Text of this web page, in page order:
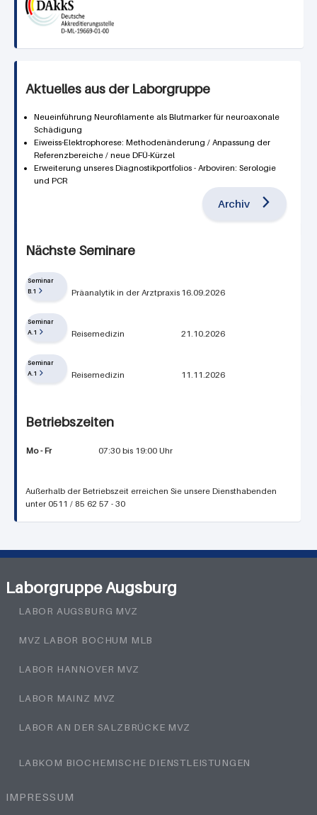
Aktuelles aus der Laborgruppe
Neueinführung Neurofilamente als Blutmarker für neuroaxonale
Schädigung
Eiweiss-Elektrophorese: Methodenänderung / Anpassung der
Referenzbereiche / neue DFÜ-Kürzel
Erweiterung unseres Diagnostikportfolios - Arboviren: Serologie
und PCR
Archiv
Nächste Seminare
Seminar
B.1
Präanalytik in der Arztpraxis 16.09.2026
Seminar
A.1
Reisemedizin 21.10.2026
Seminar
A.1
Reisemedizin 11.11.2026
Betriebszeiten
Mo - Fr 07:30 bis 19:00 Uhr
Außerhalb der Betriebszeit erreichen Sie unsere Diensthabenden
unter 0511 / 85 62 57 - 30
IMPRESSUM
Laborgruppe Augsburg
LABOR AUGSBURG MVZ
MVZ LABOR BOCHUM MLB
LABOR HANNOVER MVZ
LABOR MAINZ MVZ
LABOR AN DER SALZBRÜCKE MVZ
LABKOM BIOCHEMISCHE DIENSTLEISTUNGEN